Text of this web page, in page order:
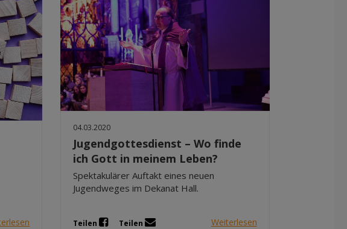
04.03.2020
Jugendgottesdienst – Wo finde
ich Gott in meinem Leben?
Spektakulärer Auftakt eines neuen
Jugendweges im Dekanat Hall.
Teilen Teilen Weiterlesen